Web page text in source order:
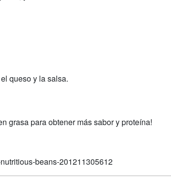
queso y la salsa.
grasa para obtener más sabor y proteína!
beans-201211305612